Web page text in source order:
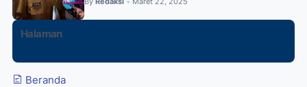
Halaman
Beranda